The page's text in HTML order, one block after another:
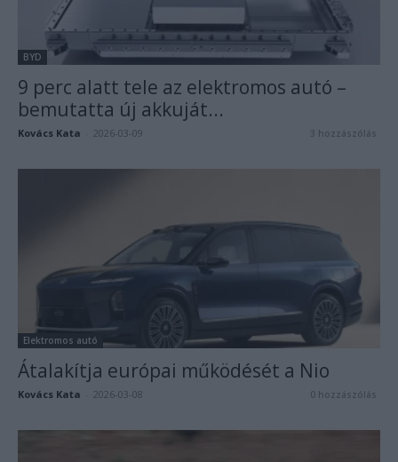
BYD
9 perc alatt tele az elektromos autó –
bemutatta új akkuját...
Kovács Kata 2026-03-09 3 hozzászólás
Elektromos autó
Átalakítja európai működését a Nio
Kovács Kata 2026-03-08 0 hozzászólás